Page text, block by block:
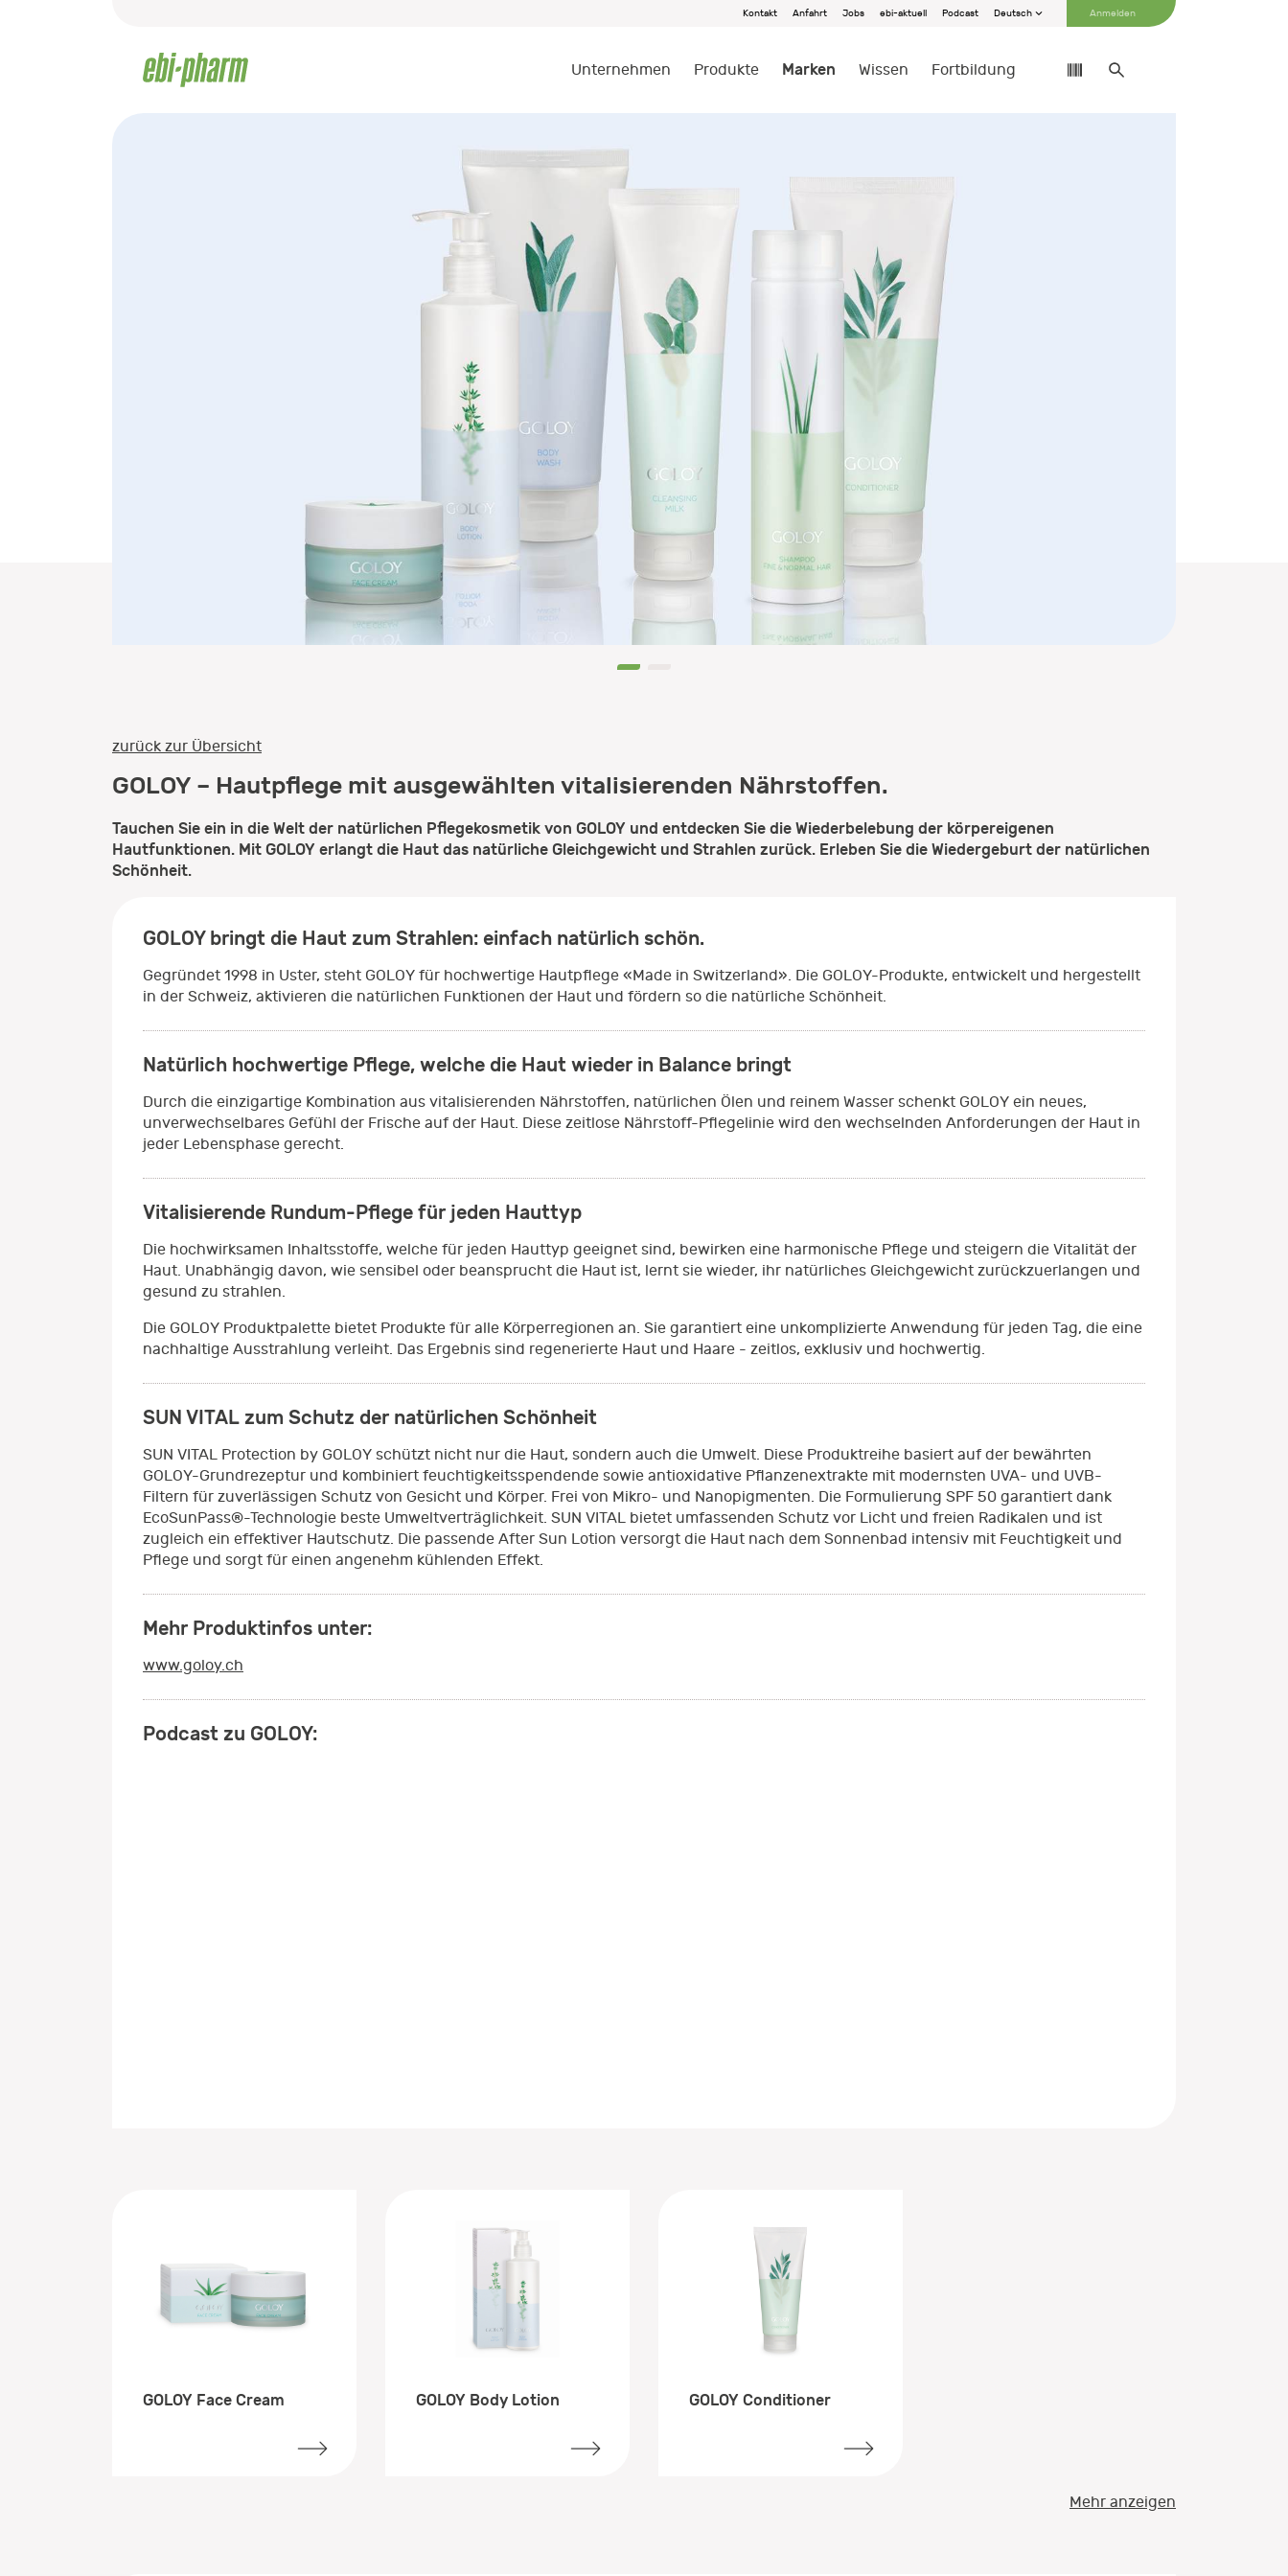
Kontakt Anfahrt Jobs ebi-aktuell Podcast Deutsch Anmelden
Unternehmen Produkte Marken Wissen Fortbildung
zurück zur Übersicht
GOLOY – Hautpflege mit ausgewählten vitalisierenden Nährstoffen.
Tauchen Sie ein in die Welt der natürlichen Pflegekosmetik von GOLOY und entdecken Sie die Wiederbelebung der körpereigenen
Hautfunktionen. Mit GOLOY erlangt die Haut das natürliche Gleichgewicht und Strahlen zurück. Erleben Sie die Wiedergeburt der natürlichen
Schönheit.
GOLOY bringt die Haut zum Strahlen: einfach natürlich schön.
Gegründet 1998 in Uster, steht GOLOY für hochwertige Hautpflege «Made in Switzerland». Die GOLOY-Produkte, entwickelt und hergestellt
in der Schweiz, aktivieren die natürlichen Funktionen der Haut und fördern so die natürliche Schönheit.
Natürlich hochwertige Pflege, welche die Haut wieder in Balance bringt
Durch die einzigartige Kombination aus vitalisierenden Nährstoffen, natürlichen Ölen und reinem Wasser schenkt GOLOY ein neues,
unverwechselbares Gefühl der Frische auf der Haut. Diese zeitlose Nährstoff-Pflegelinie wird den wechselnden Anforderungen der Haut in
jeder Lebensphase gerecht.
Vitalisierende Rundum-Pflege für jeden Hauttyp
Die hochwirksamen Inhaltsstoffe, welche für jeden Hauttyp geeignet sind, bewirken eine harmonische Pflege und steigern die Vitalität der
Haut. Unabhängig davon, wie sensibel oder beansprucht die Haut ist, lernt sie wieder, ihr natürliches Gleichgewicht zurückzuerlangen und
gesund zu strahlen.
Die GOLOY Produktpalette bietet Produkte für alle Körperregionen an. Sie garantiert eine unkomplizierte Anwendung für jeden Tag, die eine
nachhaltige Ausstrahlung verleiht. Das Ergebnis sind regenerierte Haut und Haare - zeitlos, exklusiv und hochwertig.
SUN VITAL zum Schutz der natürlichen Schönheit
SUN VITAL Protection by GOLOY schützt nicht nur die Haut, sondern auch die Umwelt. Diese Produktreihe basiert auf der bewährten
GOLOY-Grundrezeptur und kombiniert feuchtigkeitsspendende sowie antioxidative Pflanzenextrakte mit modernsten UVA- und UVB-
Filtern für zuverlässigen Schutz von Gesicht und Körper. Frei von Mikro- und Nanopigmenten. Die Formulierung SPF 50 garantiert dank
EcoSunPass®-Technologie beste Umweltverträglichkeit. SUN VITAL bietet umfassenden Schutz vor Licht und freien Radikalen und ist
zugleich ein effektiver Hautschutz. Die passende After Sun Lotion versorgt die Haut nach dem Sonnenbad intensiv mit Feuchtigkeit und
Pflege und sorgt für einen angenehm kühlenden Effekt.
Mehr Produktinfos unter:
www.goloy.ch
Podcast zu GOLOY:
GOLOY Face Cream GOLOY Body Lotion GOLOY Conditioner
Mehr anzeigen